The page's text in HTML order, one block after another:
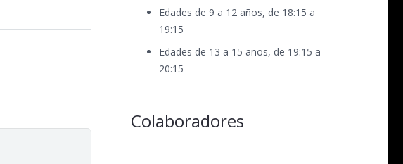
Edades de 9 a 12 años, de 18:15 a
19:15
Edades de 13 a 15 años, de 19:15 a
20:15
Colaboradores